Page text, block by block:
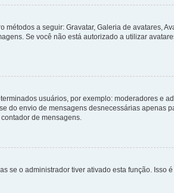
a seguir: Gravatar, Galeria de avatares,
Se você não está autorizado a utilizar
usuários, por exemplo: moderadores e
do envio de mensagens desnecessárias apenas
de mensagens.
se o administrador tiver ativado esta função. Isso